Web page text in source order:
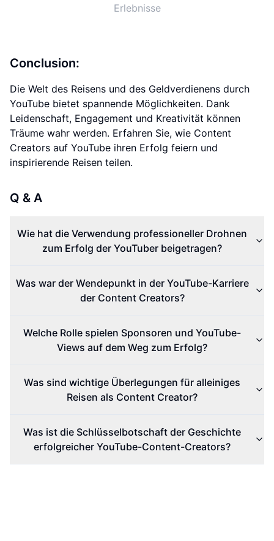
Erlebnisse
Conclusion:
Die Welt des Reisens und des Geldverdienens durch
YouTube bietet spannende Möglichkeiten. Dank
Leidenschaft, Engagement und Kreativität können
Träume wahr werden. Erfahren Sie, wie Content
Creators auf YouTube ihren Erfolg feiern und
inspirierende Reisen teilen.
Q & A
Wie hat die Verwendung professioneller Drohnen
zum Erfolg der YouTuber beigetragen?
Was war der Wendepunkt in der YouTube-Karriere
der Content Creators?
Welche Rolle spielen Sponsoren und YouTube-
Views auf dem Weg zum Erfolg?
Was sind wichtige Überlegungen für alleiniges
Reisen als Content Creator?
Was ist die Schlüsselbotschaft der Geschichte
erfolgreicher YouTube-Content-Creators?